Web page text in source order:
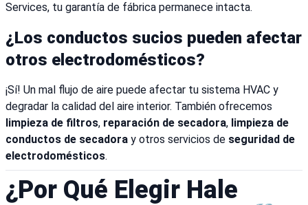
Services, tu garantía de fábrica permanece intacta.
¿Los conductos sucios pueden afectar
otros electrodomésticos?
¡Sí! Un mal flujo de aire puede afectar tu sistema HVAC y
degradar la calidad del aire interior. También ofrecemos
limpieza de filtros, reparación de secadora, limpieza de
conductos de secadora y otros servicios de seguridad de
electrodomésticos.
¿Por Qué Elegir Hale